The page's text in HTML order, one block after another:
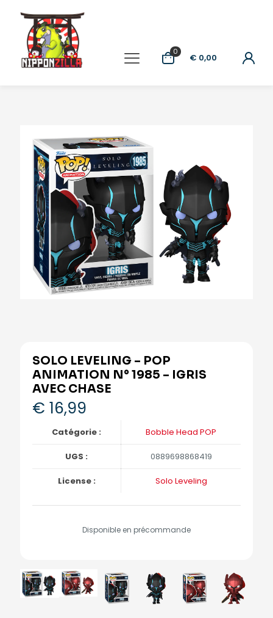
0
€ 0,00
SOLO LEVELING – POP
ANIMATION N° 1985 – IGRIS
AVEC CHASE
€ 16,99
Catégorie : Bobble Head POP
UGS : 0889698868419
License : Solo Leveling
Disponible en précommande